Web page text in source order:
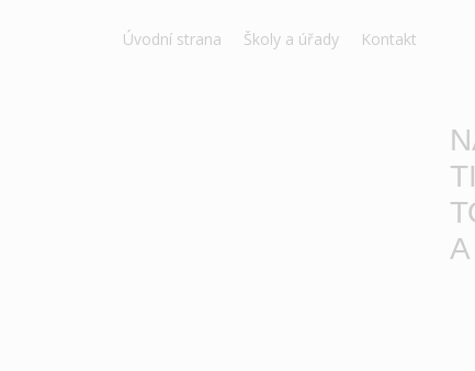
Úvodní strana Školy a úřady Kontakt